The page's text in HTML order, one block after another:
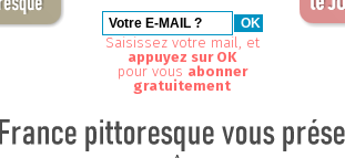
Saisissez votre mail, et
appuyez sur OK
pour vous abonner
gratuitement